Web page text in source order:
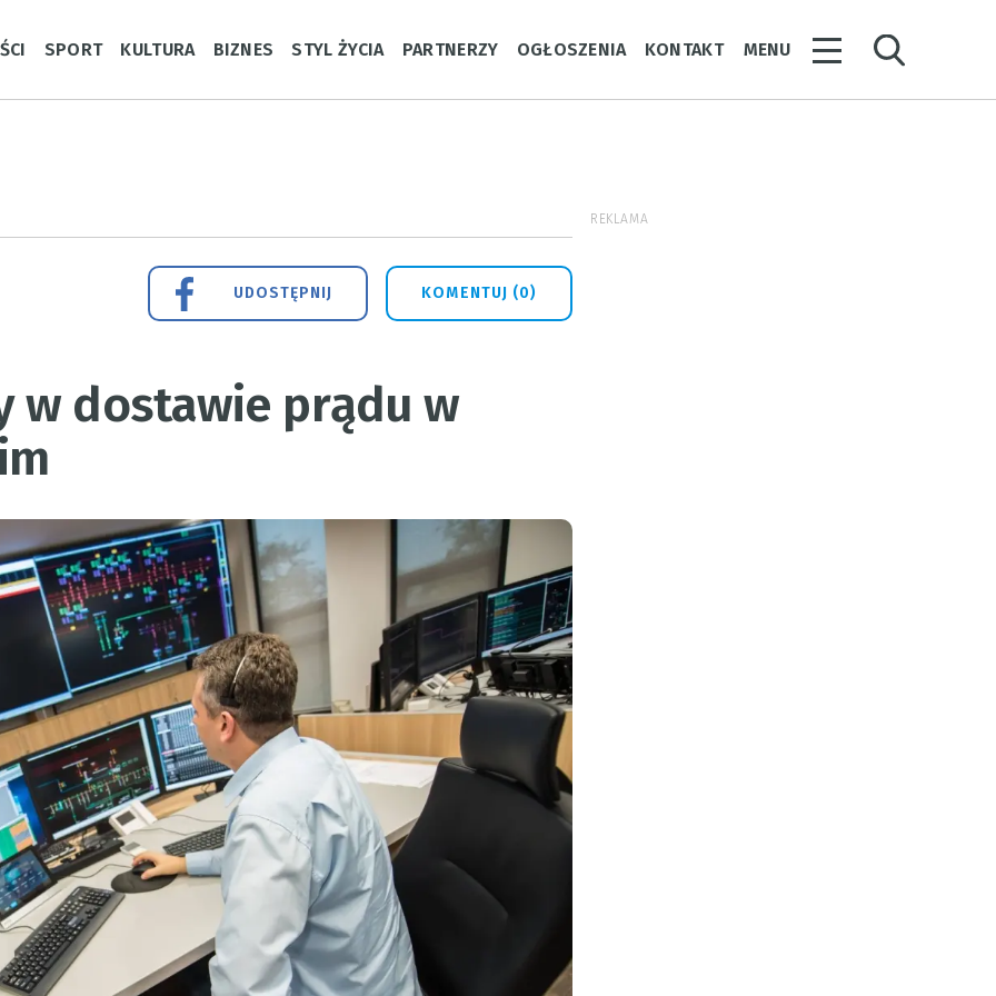
SPORT KULTURA BIZNES STYL ŻYCIA PARTNERZY OGŁOSZENIA KONTAKT MENU
KOMENTUJ (0)
UDOSTĘPNIJ
w dostawie prądu w
REKLAMA